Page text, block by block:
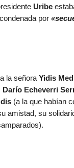
Uribe
por
la señora Yidis
Darío Echeverri
(a la que habían
amistad, su